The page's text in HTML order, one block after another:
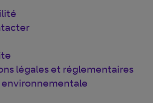
légales et réglementaires